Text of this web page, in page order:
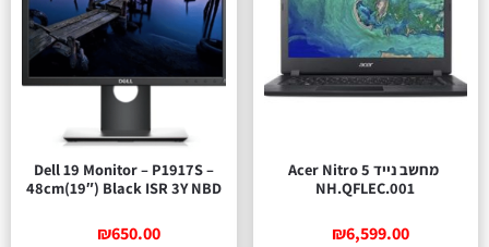
‎ מחשב נייד Acer Nitro 5
NH.QFLEC.001
₪6,599.00
Dell 19 Monitor – P1917S –
48cm(19″) Black ISR 3Y NBD
₪650.00